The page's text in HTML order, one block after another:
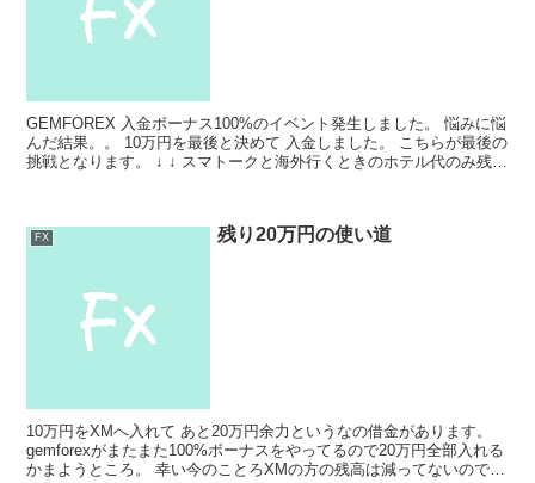
GEMFOREX 入金ボーナス100%のイベント発生しました。 悩みに悩
んだ結果。。 10万円を最後と決めて 入金しました。 こちらが最後の
挑戦となります。 ↓ ↓ スマトークと海外行くときのホテル代のみ残
FX 残り20万円の使い道
10万円をXMへ入れて あと20万円余力というなの借金があります。
gemforexがまたまた100%ボーナスをやってるので20万円全部入れる
かまようところ。 幸い今のことろXMの方の残高は減ってないので